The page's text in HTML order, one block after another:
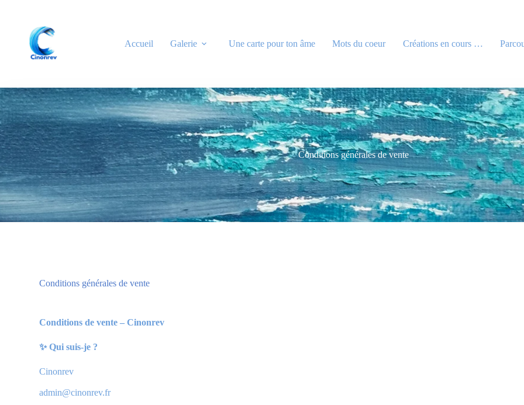
Accueil Galerie Une carte pour ton âme Mots du coeur Créations en cours …
Conditions générales de vente
Conditions générales de vente
Conditions de vente – Cinonrev
✨ Qui suis-je ?
Cinonrev
admin@cinonrev.fr